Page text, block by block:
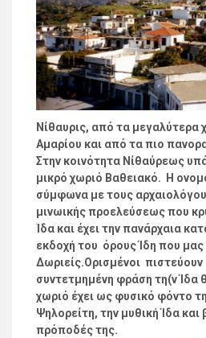
Νίθαυρις, από τα μεγαλύτερα
Αμαρίου και από τα πιο
Στην κοινότητα Νίθαύρεως
μικρό χωριό Βαθειακό. Η
σύμφωνα με τους
μινωικής προελεύσεως που
Ίδα και έχει την πανάρχαια
εκδοχή του όρους Ίδη που
Δωριείς.Ορισμένοι πιστεύουν
συντετμημένη φράση τη(ν Ίδα
χωριό έχει ως φυσικό φόντο
Ψηλορείτη, την μυθική Ίδα και
πρόποδές της.